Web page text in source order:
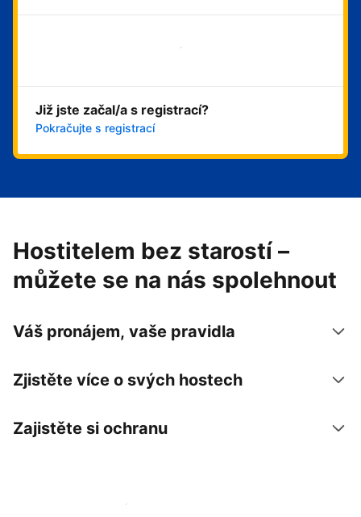
Začít hned
Již jste začal/a s registrací?
Pokračujte s registrací
Hostitelem bez starostí –
můžete se na nás spolehnout
Váš pronájem, vaše pravidla
Zjistěte více o svých hostech
Zajistěte si ochranu
Zaregistrovat ubytování už dnes